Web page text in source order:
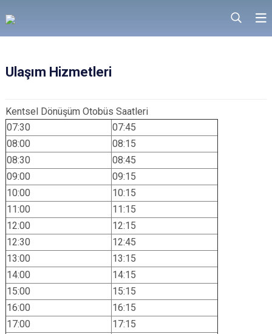
Ulaşım Hizmetleri
Kentsel Dönüşüm Otobüs Saatleri
07:30
07:45
08:00
08:15
08:30
08:45
09:00
09:15
10:00
10:15
11:00
11:15
12:00
12:15
12:30
12:45
13:00
13:15
14:00
14:15
15:00
15:15
16:00
16:15
17:00
17:15